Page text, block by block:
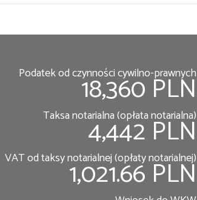
Podatek od czynności cywilno-prawnych
18,360 PLN
Taksa notarialna (opłata notarialna)
4,442 PLN
VAT od taksy notarialnej (opłaty notarialnej)
1,021.66 PLN